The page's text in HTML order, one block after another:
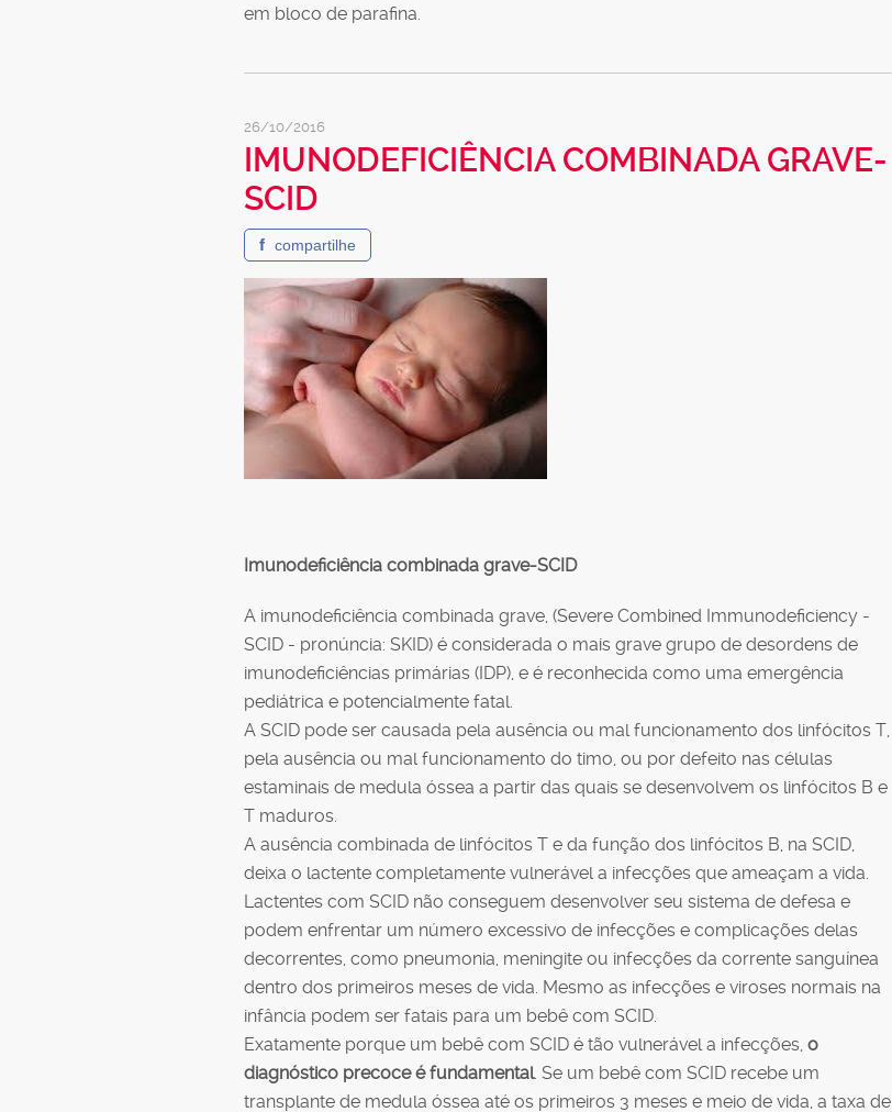
em bloco de parafina.
26/10/2016
IMUNODEFICIÊNCIA COMBINADA GRAVE-
SCID
f compartilhe
Imunodeficiência combinada grave-SCID
A imunodeficiência combinada grave, (Severe Combined Immunodeficiency -
SCID - pronúncia: SKID) é considerada o mais grave grupo de desordens de
imunodeficiências primárias (IDP), e é reconhecida como uma emergência
pediátrica e potencialmente fatal.
A SCID pode ser causada pela ausência ou mal funcionamento dos linfócitos T,
pela ausência ou mal funcionamento do timo, ou por defeito nas células
estaminais de medula óssea a partir das quais se desenvolvem os linfócitos B e
T maduros.
A ausência combinada de linfócitos T e da função dos linfócitos B, na SCID,
deixa o lactente completamente vulnerável a infecções que ameaçam a vida.
Lactentes com SCID não conseguem desenvolver seu sistema de defesa e
podem enfrentar um número excessivo de infecções e complicações delas
decorrentes, como pneumonia, meningite ou infecções da corrente sanguínea
dentro dos primeiros meses de vida. Mesmo as infecções e viroses normais na
infância podem ser fatais para um bebê com SCID.
Exatamente porque um bebê com SCID é tão vulnerável a infecções, o
diagnóstico precoce é fundamental. Se um bebê com SCID recebe um
transplante de medula óssea até os primeiros 3 meses e meio de vida, a taxa de